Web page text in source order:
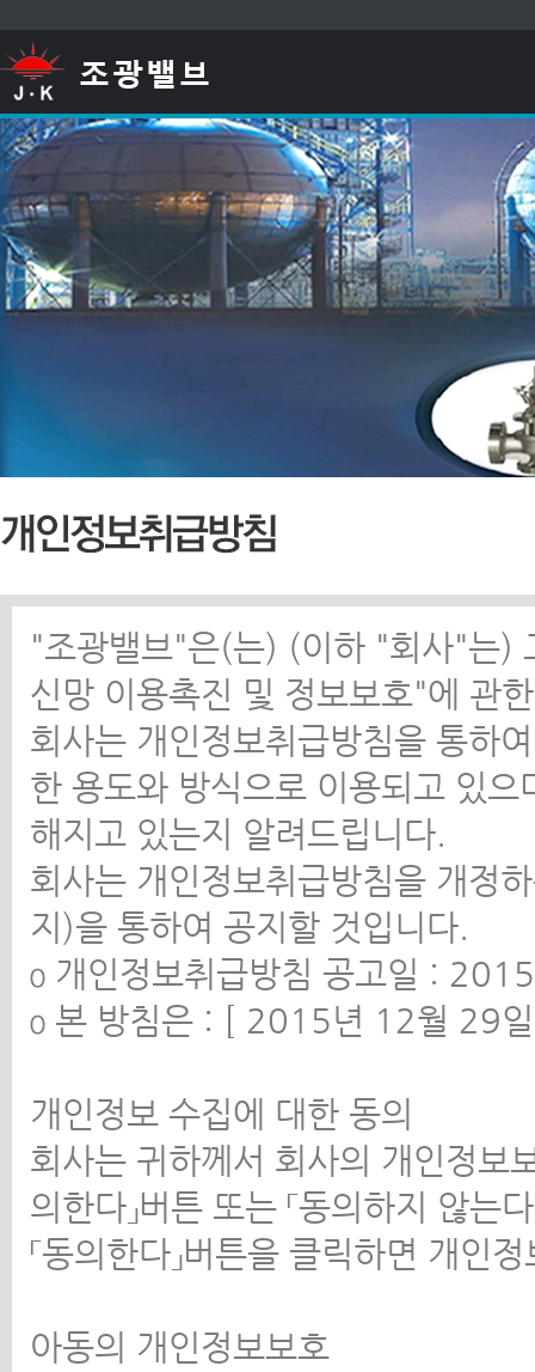
"조광밸브"은(는) (이하 "회사"는)
신망 이용촉진 및 정보보호"에 관
회사는 개인정보취급방침을 통하
한 용도와 방식으로 이용되고 있
해지고 있는지 알려드립니다.
회사는 개인정보취급방침을 개정
지)을 통하여 공지할 것입니다.
ο 개인정보취급방침 공고일 :
ο 본 방침은 : [ 2015년 12월 29
개인정보 수집에 대한 동의
회사는 귀하께서 회사의 개인정보
의한다」버튼 또는 「동의하지 않
「동의한다」버튼을 클릭하면 개
아동의 개인정보보호